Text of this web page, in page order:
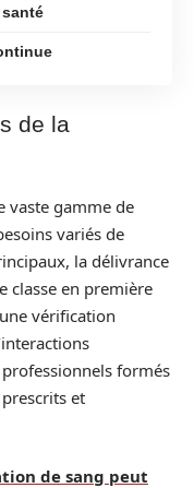
de la
vaste gamme de
variés de
la délivrance
classe en première
vérification
formés
et
de sang peut